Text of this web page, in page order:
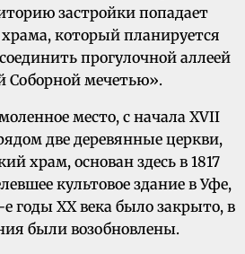
застройки попадает
который планируется
прогулочной аллеей
Соборной мечетью».
место, с начала XVII
две деревянные церкви,
храм, основан здесь в 1817
культовое здание в Уфе,
годы ХХ века было закрыто, в
были возобновлены.